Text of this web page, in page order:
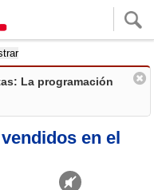
La programación
en el